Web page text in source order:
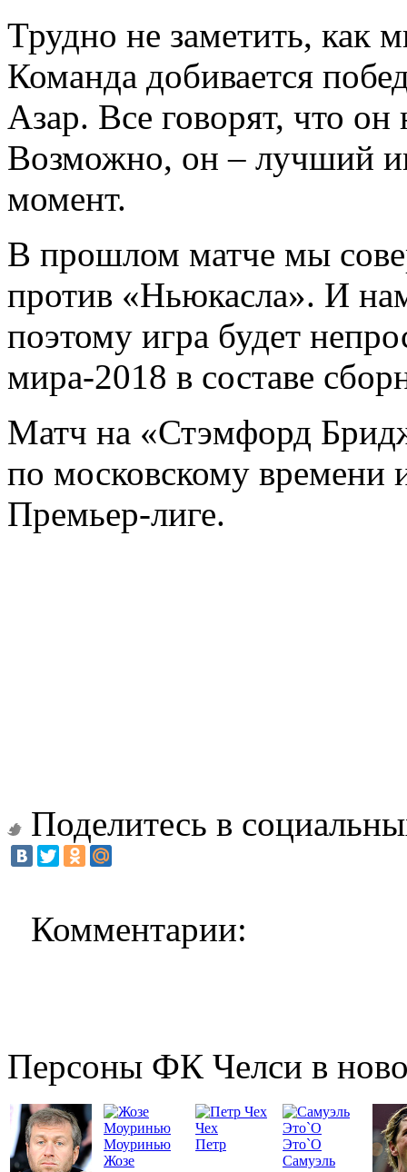
Трудно не заметить, как
Команда добивается
Азар. Все говорят, что
Возможно, он – лучший
момент.
В прошлом матче мы
против «Ньюкасла». И
поэтому игра будет
мира-2018 в составе
Матч на «Стэмфорд
по московскому времени
Премьер-лиге.
Поделитесь в
Комментарии:
Персоны ФК Челси в
Моуринью
Жозе
Чех
Петр
Это`О
Самуэль